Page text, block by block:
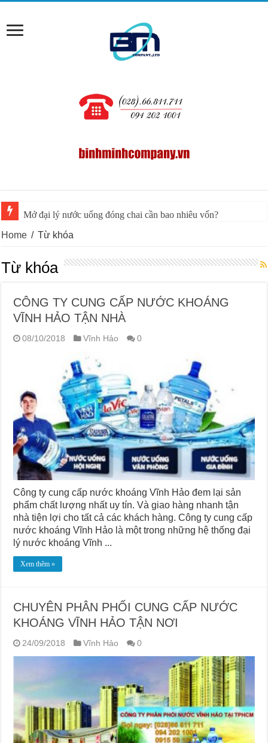
Mở đại lý nước uống đóng chai cần bao nhiêu vốn?
Home / Từ khóa
Từ khóa
CÔNG TY CUNG CẤP NƯỚC KHOÁNG
VĨNH HẢO TẬN NHÀ
08/10/2018 Vĩnh Hảo 0
Công ty cung cấp nước khoáng Vĩnh Hảo đem lại sản
phẩm chất lượng nhất uy tín. Và giao hàng nhanh tận
nhà tiện lợi cho tất cả các khách hàng. Công ty cung cấp
nước khoáng Vĩnh Hảo là một trong những hệ thống đại
lý nước khoáng Vĩnh ...
Xem thêm »
CHUYÊN PHÂN PHỐI CUNG CẤP NƯỚC
KHOÁNG VĨNH HẢO TẬN NƠI
24/09/2018 Vĩnh Hảo 0